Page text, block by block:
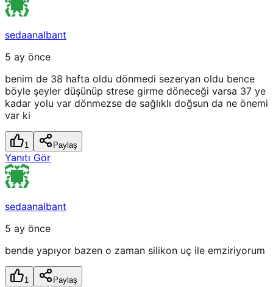
sedaanalbant
5 ay önce
benim de 38 hafta oldu dönmedi sezeryan oldu bence
böyle şeyler düşünüp strese girme döneceği varsa 37 ye
kadar yolu var dönmezse de sağlıklı doğsun da ne önemi
var ki
1 Paylaş
Yanıtı Gör
sedaanalbant
5 ay önce
bende yapıyor bazen o zaman silikon uç ile emziriyorum
1 Paylaş